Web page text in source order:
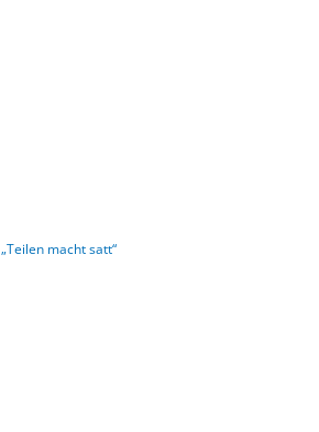
„Teilen macht satt“